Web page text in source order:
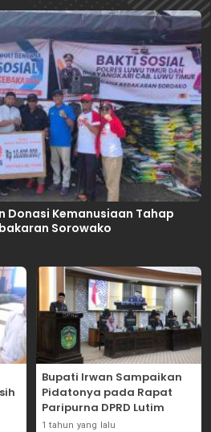
Donasi Kemanusiaan Tahap
Sorowako
Bupati Irwan Sampaikan
Pidatonya pada Rapat
Paripurna DPRD Lutim
1 tahun yang lalu